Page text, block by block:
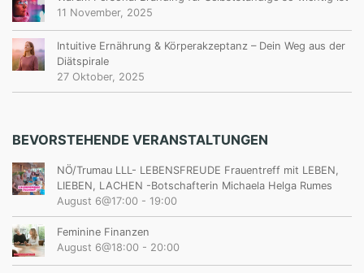
11 November, 2025
Intuitive Ernährung & Körperakzeptanz – Dein Weg aus der
Diätspirale
27 Oktober, 2025
BEVORSTEHENDE VERANSTALTUNGEN
NÖ/Trumau LLL- LEBENSFREUDE Frauentreff mit LEBEN,
LIEBEN, LACHEN -Botschafterin Michaela Helga Rumes
August 6@17:00 - 19:00
Feminine Finanzen
August 6@18:00 - 20:00